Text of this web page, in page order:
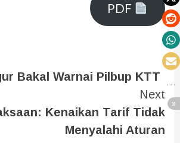
PDF
Bakal Warnai Pilbup KTT
Next
Kenaikan Tarif Tidak
Menyalahi Aturan